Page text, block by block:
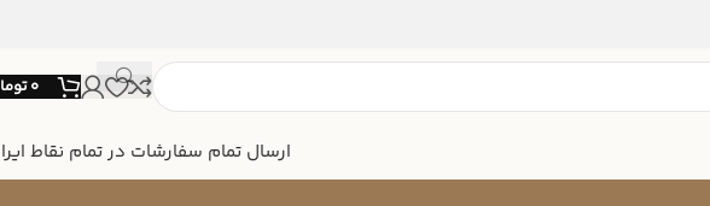
0
ارسال تمام سفارشات در تمام نقاط